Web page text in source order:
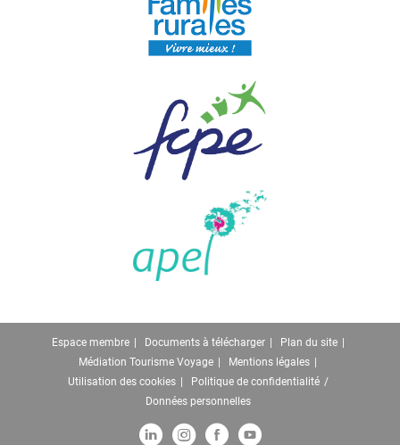
Espace membre Documents à télécharger
Plan du site
Médiation Tourisme Voyage
Mentions légales
Utilisation des cookies
Politique de confidentialité
Données personnelles